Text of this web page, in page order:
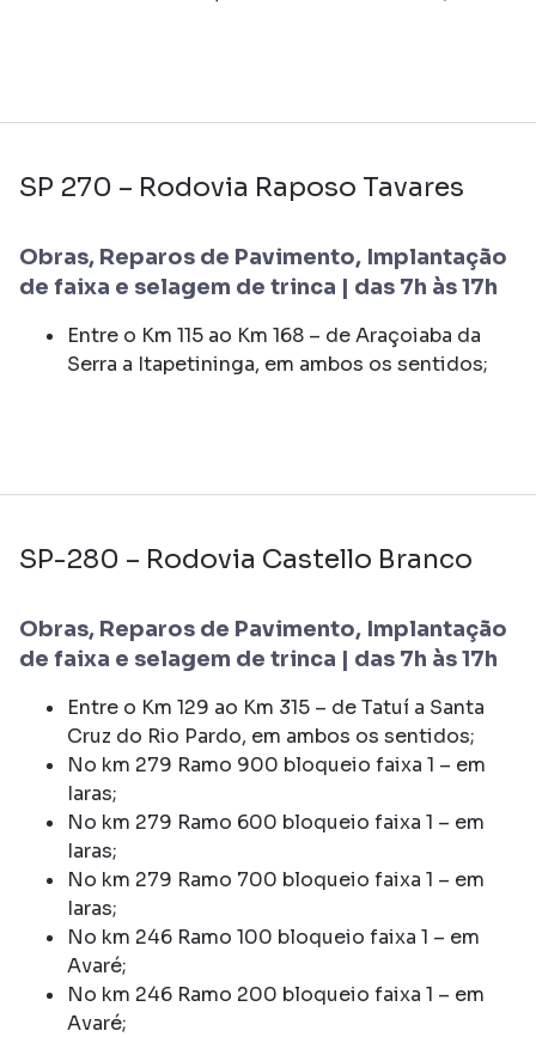
SP 270 – Rodovia Raposo Tavares
Obras, Reparos de Pavimento, Implantação
de faixa e selagem de trinca | das 7h às 17h
Entre o Km 115 ao Km 168 – de Araçoiaba da
Serra a Itapetininga, em ambos os sentidos;
SP-280 – Rodovia Castello Branco
Obras, Reparos de Pavimento, Implantação
de faixa e selagem de trinca | das 7h às 17h
Entre o Km 129 ao Km 315 – de Tatuí a Santa
Cruz do Rio Pardo, em ambos os sentidos;
No km 279 Ramo 900 bloqueio faixa 1 – em
Iaras;
No km 279 Ramo 600 bloqueio faixa 1 – em
Iaras;
No km 279 Ramo 700 bloqueio faixa 1 – em
Iaras;
No km 246 Ramo 100 bloqueio faixa 1 – em
Avaré;
No km 246 Ramo 200 bloqueio faixa 1 – em
Avaré;